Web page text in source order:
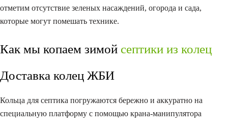
отметим отсутствие зеленых насаждений, огорода и сада,
которые могут помешать технике.
Как мы копаем зимой септики из колец
Доставка колец ЖБИ
Кольца для септика погружаются бережно и аккуратно на
специальную платформу с помощью крана-манипулятора